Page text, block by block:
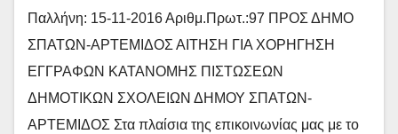
Παλλήνη: 15-11-2016 Αριθμ.Πρωτ.:97 ΠΡΟΣ ΔΗΜΟ
ΣΠΑΤΩΝ-ΑΡΤΕΜΙΔΟΣ ΑΙΤΗΣΗ ΓΙΑ ΧΟΡΗΓΗΣΗ
ΕΓΓΡΑΦΩΝ ΚΑΤΑΝΟΜΗΣ ΠΙΣΤΩΣΕΩΝ
ΔΗΜΟΤΙΚΩΝ ΣΧΟΛΕΙΩΝ ΔΗΜΟΥ ΣΠΑΤΩΝ-
ΑΡΤΕΜΙΔΟΣ Στα πλαίσια της επικοινωνίας μας με το